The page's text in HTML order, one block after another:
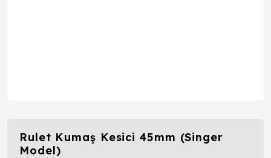
Rulet Kumaş Kesici 45mm (Singer
Model)